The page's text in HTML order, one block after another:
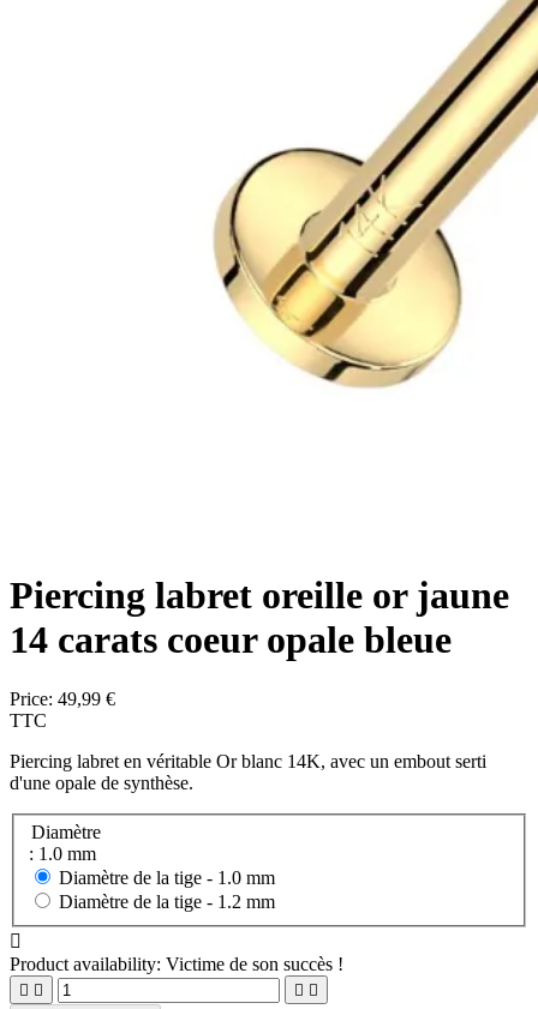
Piercing labret oreille or jaune
14 carats coeur opale bleue
Price: 49,99 €
TTC
Piercing labret en véritable Or blanc 14K, avec un embout serti
d'une opale de synthèse.
Diamètre
: 1.0 mm
Diamètre de la tige - 1.0 mm
Diamètre de la tige - 1.2 mm

Product availability: Victime de son succès !
   